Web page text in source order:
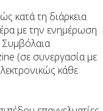
κατά τη διάρκεια
µε την ενημέρωση
(σε συνεργασία με
κάθε